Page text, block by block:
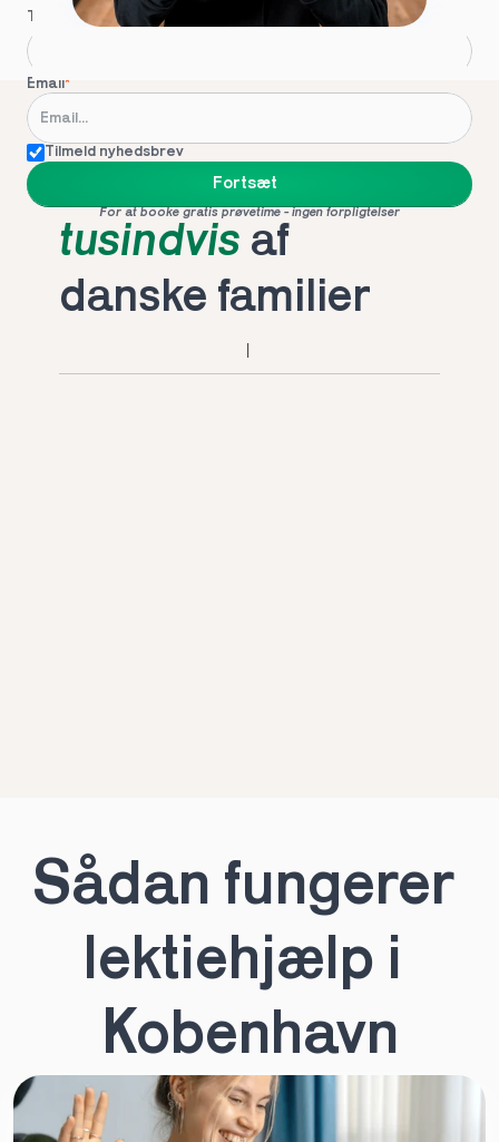
Telefon*
Email*
Tilmeld nyhedsbrev
Fortsæt
For at booke gratis prøvetime - ingen forpligtelser
tusindvis af
danske familier
Sådan fungerer
lektiehjælp i
Kobenhavn